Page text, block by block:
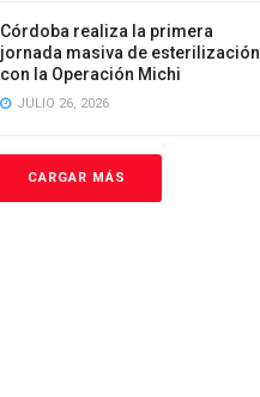
Córdoba realiza la primera
jornada masiva de esterilización
con la Operación Michi
JULIO 26, 2026
CARGAR MÁS